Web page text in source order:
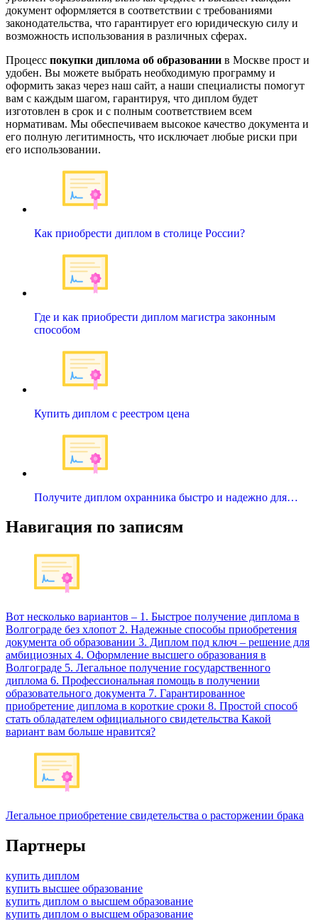
документ оформляется в соответствии с требованиями
законодательства, что гарантирует его юридическую силу и
возможность использования в различных сферах.
Процесс покупки диплома об образовании в Москве прост и
удобен. Вы можете выбрать необходимую программу и
оформить заказ через наш сайт, а наши специалисты помогут
вам с каждым шагом, гарантируя, что диплом будет
изготовлен в срок и с полным соответствием всем
нормативам. Мы обеспечиваем высокое качество документа и
его полную легитимность, что исключает любые риски при
его использовании.
Как приобрести диплом в столице России?
Где и как приобрести диплом магистра законным
способом
Купить диплом с реестром цена
Получите диплом охранника быстро и надежно для…
Навигация по записям
Вот несколько вариантов – 1. Быстрое получение диплома в
Волгограде без хлопот 2. Надежные способы приобретения
документа об образовании 3. Диплом под ключ – решение для
амбициозных 4. Оформление высшего образования в
Волгограде 5. Легальное получение государственного
диплома 6. Профессиональная помощь в получении
образовательного документа 7. Гарантированное
приобретение диплома в короткие сроки 8. Простой способ
стать обладателем официального свидетельства Какой
вариант вам больше нравится?
Легальное приобретение свидетельства о расторжении брака
Партнеры
купить диплом
купить высшее образование
купить диплом о высшем образование
купить диплом о высшем образование